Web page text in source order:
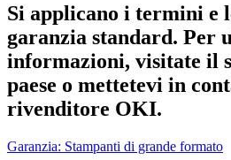
Si applicano i termini e
garanzia standard. Per
informazioni, visitate il
paese o mettetevi in
rivenditore OKI.
Garanzia: Stampanti di grande formato